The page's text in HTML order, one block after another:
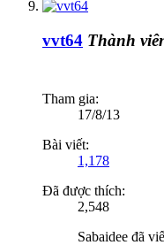
vvt64 Thành
Tham gia:
17/8/13
Bài viết:
1,178
Đã được thích:
2,548
Sabaidee đã